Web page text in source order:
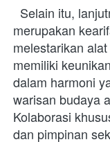
merupakan
melestarikan
memiliki
dalam harmoni
warisan budaya
Kolaborasi
dan pimpinan